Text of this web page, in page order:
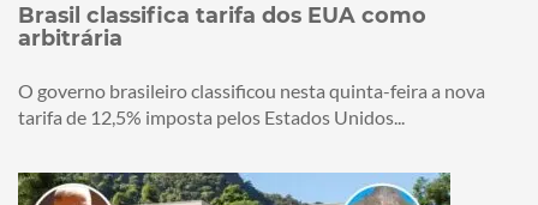
Brasil classifica tarifa dos EUA como
arbitrária
O governo brasileiro classificou nesta quinta-feira a nova
tarifa de 12,5% imposta pelos Estados Unidos...